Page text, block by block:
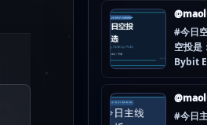
（ICP
猛，而
的样本
#今日
空投是
Bybit
后续节
怕的不
开，最
#今日